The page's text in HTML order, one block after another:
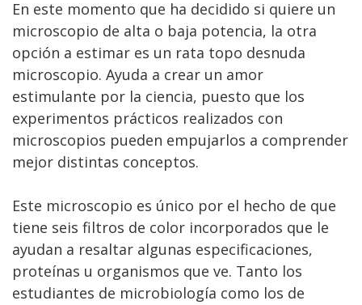
En este momento que ha decidido si quiere un
microscopio de alta o baja potencia, la otra
opción a estimar es un rata topo desnuda
microscopio. Ayuda a crear un amor
estimulante por la ciencia, puesto que los
experimentos prácticos realizados con
microscopios pueden empujarlos a comprender
mejor distintas conceptos.
Este microscopio es único por el hecho de que
tiene seis filtros de color incorporados que le
ayudan a resaltar algunas especificaciones,
proteínas u organismos que ve. Tanto los
estudiantes de microbiología como los de